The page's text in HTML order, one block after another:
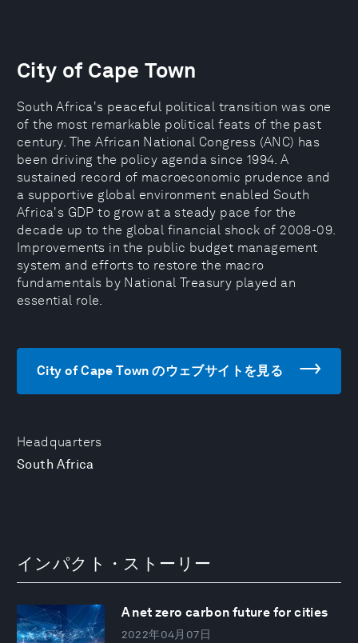
Headquarters
South Africa
City of Cape Town
South Africa's peaceful political transition was one
of the most remarkable political feats of the past
century. The African National Congress (ANC) has
been driving the policy agenda since 1994. A
sustained record of macroeconomic prudence and
a supportive global environment enabled South
Africa's GDP to grow at a steady pace for the
decade up to the global financial shock of 2008-09.
Improvements in the public budget management
system and efforts to restore the macro
fundamentals by National Treasury played an
essential role.
City of Cape Town のウェブサイトを見る
インパクト・ストーリー
A net zero carbon future for cities
2022年04月07日